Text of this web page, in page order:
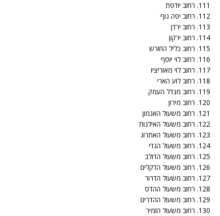
111. רחוב יודפת
112. רחוב יפה נוף
113. רחוב ירדן
114. רחוב ירקון
115. רחוב כליל החורש
116. רחוב לוי יוסף
117. רחוב לוי מאוריציו
118. רחוב לוע הארי
119. רחוב מגדל העמק
120. רחוב מירון
121. רחוב משעול האגמון
122. רחוב משעול האילנות
123. רחוב משעול האתרוג
124. רחוב משעול הגדי
125. רחוב משעול הדולב
126. רחוב משעול הדקלים
127. רחוב משעול הדרור
128. רחוב משעול ההדס
129. רחוב משעול ההדרים
130. רחוב משעול הזמיר